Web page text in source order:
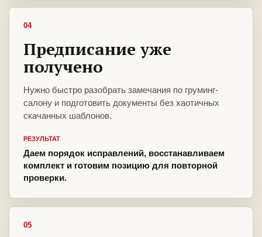
04
Предписание уже
получено
Нужно быстро разобрать замечания по груминг-
салону и подготовить документы без хаотичных
скачанных шаблонов.
РЕЗУЛЬТАТ
Даем порядок исправлений, восстанавливаем
комплект и готовим позицию для повторной
проверки.
05